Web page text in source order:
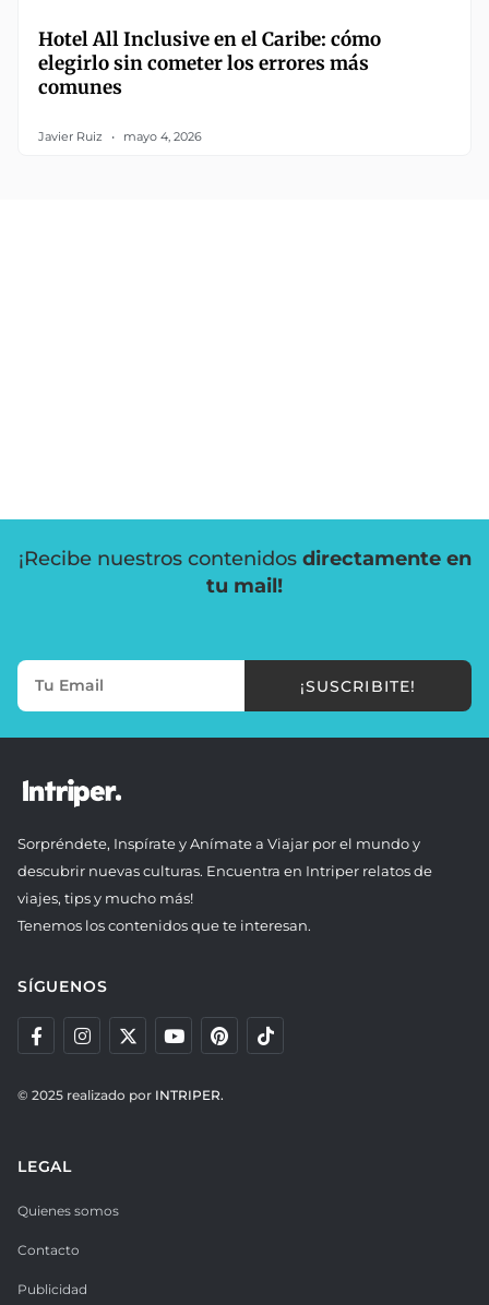
Hotel All Inclusive en el Caribe: cómo
elegirlo sin cometer los errores más
comunes
Javier Ruiz mayo 4, 2026
¡Recibe nuestros contenidos directamente en
tu mail!
¡SUSCRIBITE!
Sorpréndete, Inspírate y Anímate a Viajar por el mundo y
descubrir nuevas culturas. Encuentra en Intriper relatos de
viajes, tips y mucho más!
Tenemos los contenidos que te interesan.
SÍGUENOS
© 2025 realizado por INTRIPER.
LEGAL
Quienes somos
Contacto
Publicidad